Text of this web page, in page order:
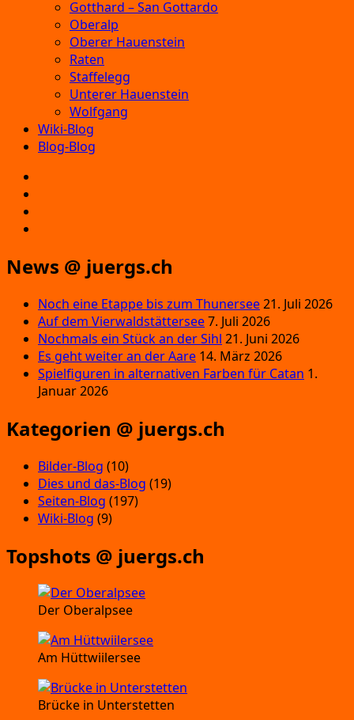
Gotthard – San Gottardo
Oberalp
Oberer Hauenstein
Raten
Staffelegg
Unterer Hauenstein
Wolfgang
Wiki-Blog
Blog-Blog
News @ juergs.ch
Noch eine Etappe bis zum Thunersee21. Juli 2026
Auf dem Vierwaldstättersee7. Juli 2026
Nochmals ein Stück an der Sihl 21. Juni 2026
Es geht weiter an der Aare 14. März 2026
Spielfiguren in alternativen Farben für Catan 1.
Januar 2026
Kategorien @ juergs.ch
Bilder-Blog (10)
Dies und das-Blog (19)
Seiten-Blog (197)
Wiki-Blog (9)
Topshots @ juergs.ch
Der Oberalpsee
Am Hüttwiilersee
Brücke in Unterstetten